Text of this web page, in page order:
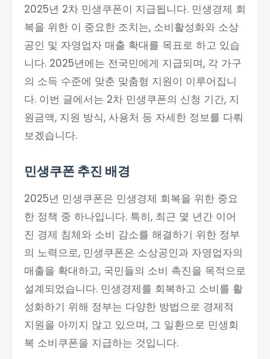
2025년 2차 민생쿠폰이 지급됩니다. 민생경제 회
복을 위한 이 중요한 조치는, 소비활성화와 소상
공인 및 자영업자 매출 확대를 목표로 하고 있습
니다. 2025년에는 전국민에게 지급되며, 각 가구
의 소득 수준에 맞춘 맞춤형 지원이 이루어집니
다. 이번 글에서는 2차 민생쿠폰의 신청 기간, 지
원금액, 지원 방식, 사용처 등 자세한 정보를 다뤄
보겠습니다.
민생쿠폰 추진 배경
2025년 민생쿠폰은 민생경제 회복을 위한 중요
한 정책 중 하나입니다. 특히, 최근 몇 년간 이어
진 경제 침체와 소비 감소를 해결하기 위한 정부
의 노력으로, 민생쿠폰은 소상공인과 자영업자의
매출을 확대하고, 국민들의 소비 촉진을 목적으로
설계되었습니다. 민생경제를 회복하고 소비를 활
성화하기 위해 정부는 다양한 방법으로 경제적
지원을 아끼지 않고 있으며, 그 일환으로 민생회
복 소비쿠폰을 지급하는 것입니다.